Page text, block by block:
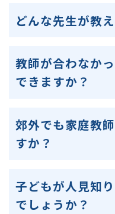
どんな先生が教
教師が合わなか
できますか？
郊外でも家庭教
すか？
子どもが人見知
でしょうか？